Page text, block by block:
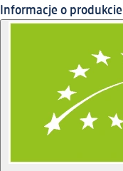
Informacje o produkcie